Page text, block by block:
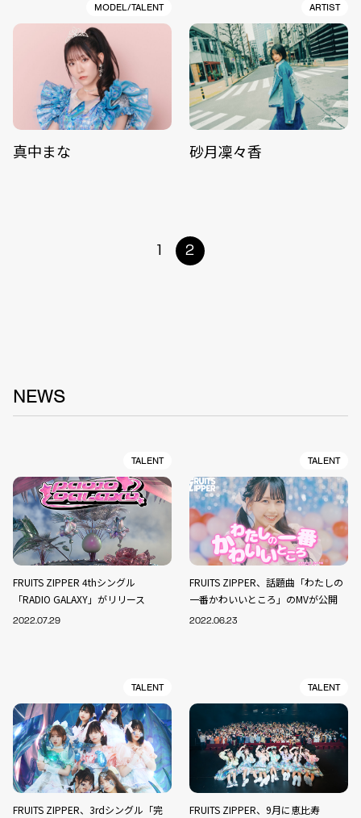
MODEL/TALENT
真中まな
ARTIST
砂月凜々香
1 2
NEWS
TALENT
FRUITS ZIPPER 4thシングル
「RADIO GALAXY」がリリース
2022.07.29
TALENT
FRUITS ZIPPER、話題曲「わたしの
一番かわいいところ」のMVが公開
2022.06.23
TALENT
FRUITS ZIPPER、3rdシングル「完
TALENT
FRUITS ZIPPER、9月に恵比寿